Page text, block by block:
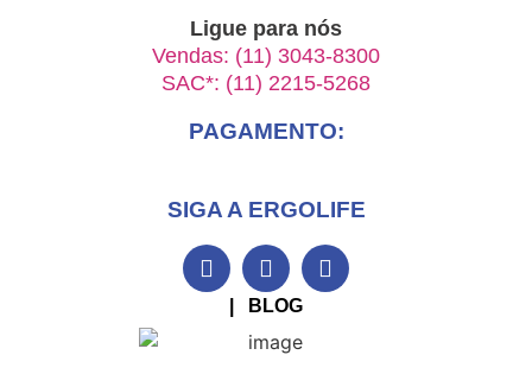
Ligue para nós
Vendas: (11) 3043-8300
SAC*: (11) 2215-5268
PAGAMENTO:
SIGA A ERGOLIFE
| BLOG